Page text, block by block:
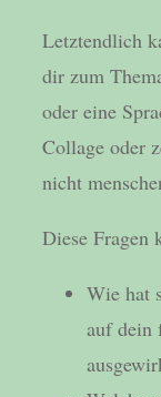
Letztendlich
dir zum
oder eine
Collage oder
nicht
Diese Fragen
Wie hat
auf dein